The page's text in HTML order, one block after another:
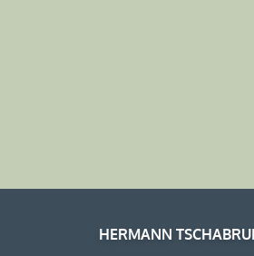
HERMANN